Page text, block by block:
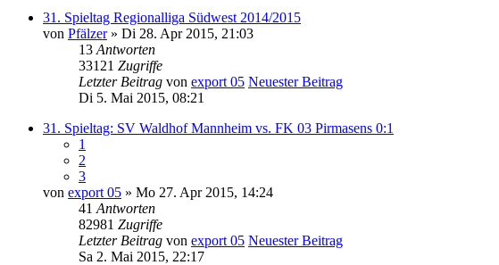
31. Spieltag Regionalliga Südwest 2014/2015
von Pfälzer» Di 28. Apr 2015, 21:03
13 Antworten
33121 Zugriffe
Letzter Beitrag von export 05 Neuester Beitrag
Di 5. Mai 2015, 08:21
31. Spieltag: SV Waldhof Mannheim vs. FK 03 Pirmasens 0:1
1
2
3
von export 05 » Mo 27. Apr 2015, 14:24
41 Antworten
82981 Zugriffe
Letzter Beitrag von export 05 Neuester Beitrag
Sa 2. Mai 2015, 22:17